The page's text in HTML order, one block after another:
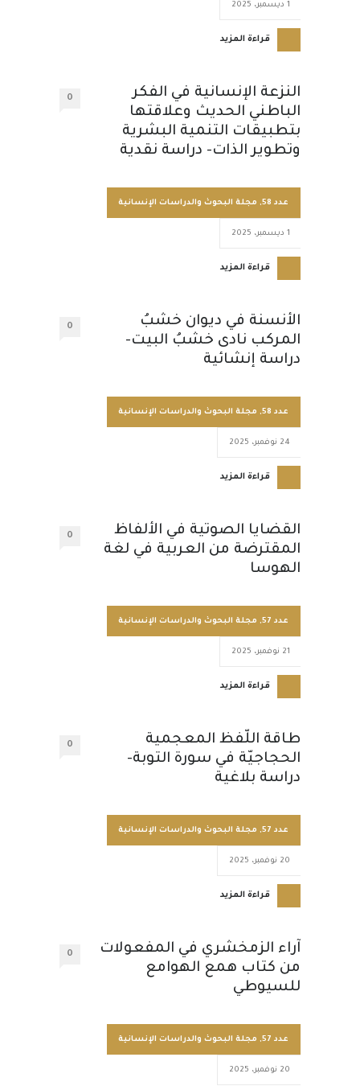
1 ديسمبر، 2025
قراءة المزيد
النزعة الإنسانية في الفكر
الباطني الحديث وعلاقتها
بتطبيقات التنمية البشرية
وتطوير الذات- دراسة نقدية
0
عدد 58 , مجلة البحوث والدراسات الإنسانية
1 ديسمبر، 2025
قراءة المزيد
الأنسنة في ديوان خشبُ
المركب نادى خشبُ البيت-
دراسة إنشائية
0
عدد 58 , مجلة البحوث والدراسات الإنسانية
24 نوفمبر، 2025
قراءة المزيد
القضايا الصوتية في الألفاظ
المقترضة من العربية في لغة
الهوسا
0
عدد 57 , مجلة البحوث والدراسات الإنسانية
21 نوفمبر، 2025
قراءة المزيد
طاقة اللّفظ المعجمية
الحجاجيّة في سورة التوبة-
دراسة بلاغية
0
عدد 57 , مجلة البحوث والدراسات الإنسانية
20 نوفمبر، 2025
قراءة المزيد
آراء الزمخشري في المفعولات
من كتاب همع الهوامع
للسيوطي
0
عدد 57 , مجلة البحوث والدراسات الإنسانية
20 نوفمبر، 2025